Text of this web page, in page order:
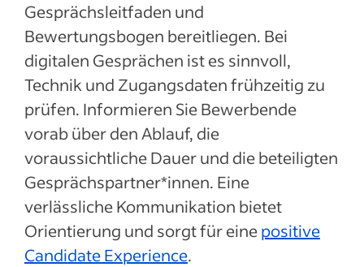
Gesprächsleitfaden und
Bewertungsbogen bereitliegen. Bei
digitalen Gesprächen ist es sinnvoll,
Technik und Zugangsdaten frühzeitig zu
prüfen. Informieren Sie Bewerbende
vorab über den Ablauf, die
voraussichtliche Dauer und die beteiligten
Gesprächspartner*innen. Eine
verlässliche Kommunikation bietet
Orientierung und sorgt für einepositive
Candidate Experience.